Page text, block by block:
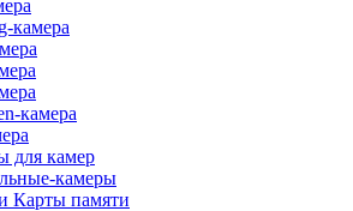
камера
камера
для камер
камеры
Карты памяти